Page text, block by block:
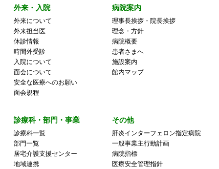
外来・入院
外来について
外来担当医
休診情報
時間外受診
入院について
面会について
安全な医療へのお願い
面会規程
病院案内
理事長挨拶・院長挨拶
理念・方針
病院概要
患者さまへ
施設案内
館内マップ
診療科・部門・事業
診療科一覧
部門一覧
居宅介護支援センター
地域連携
その他
肝炎インターフェロン指定病院
一般事業主行動計画
病院指標
医療安全管理指針